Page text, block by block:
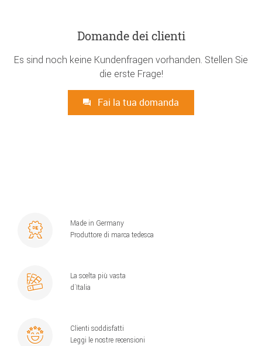
Domande dei clienti
Es sind noch keine Kundenfragen vorhanden. Stellen Sie
die erste Frage!
Fai la tua domanda
Made in Germany
Produttore di marca tedesca
La scelta più vasta
d´Italia
Clienti soddisfatti
Leggi le nostre recensioni